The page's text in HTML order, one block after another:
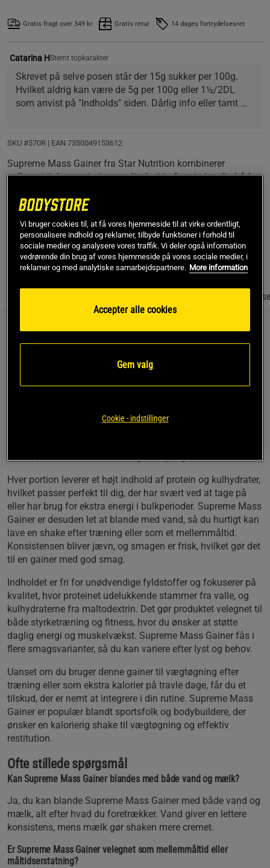
Gratis fragt over 349 kr Gratis retur 14 dages fortrydelsesret
Catarina HStemt topkarakter
Skrevet på selve posen står der 15g sukker per 100g.
Hvilket aldrig kan være de 5g per 100g eller 1½/2DL
som anvist på "Indholds" siden. Dårlig info eller tamt
SKU #570R | EAN 7350049153612
Supreme Mass Gainer fra Star Nutrition kombinerer
valleproteinkoncentrat og maltodextrin for at give dig både
og muskelopbygning. Den er let at blande med vand, har en
eller har svært ved at tage på.
Læs mere
Næringsværdi og
Supreme Mass Gainer fra Star Nutrition er et weight gainer-
arbejder målrettet på vægtøgning eller muskelopbygning.
maltodextrin får du både protein og hurtige kulhydrater, som
Hver portion leverer et højt indhold af protein og kulhydrater,
hvilket passer perfekt til dig, der har svært ved at tage på
eller har brug for ekstra energi i bulkperioder. Supreme Mass
Gainer er desuden let at blande med vand, så du hurtigt kan
lave en shake efter træning eller som et mellemmåltid.
Konsistensen bliver jævn, og smagen er frisk, hvilket gør det
til en gainer med god smag.
Indholdet er fri for unødvendige fyldstoffer og fokuserer på
kvalitet, hvor proteinet udelukkende stammer fra valle, og
kulhydraterne fra maltodextrin. Det gør produktet velegnet til
både styrketræning og fitness, hvor du ønsker at støtte
daglig energi og muskelvækst. Supreme Mass Gainer fås i
flere smagsvarianter, så du kan variere efter lyst og behov.
Uanset om du bruger denne gainer til vægtøgning efter
træning eller som ekstra kalorier på travle dage, får du et
tilskud, der er nemt at integrere i din rutine. Supreme Mass
Gainer er populær blandt sportsfolk og bodybuildere, der
ønsker en kalorierig shake til vægtøgning og effektiv
restitution.
Ofte stillede spørgsmål
Kan Supreme Mass Gainer blandes med både vand og mælk?
Ja, du kan blande Supreme Mass Gainer med både vand og
mælk, alt efter hvad du foretrækker. Vand giver en lettere
konsistens, mens mælk gør shaken mere cremet.
Er Supreme Mass Gainer velegnet som mellemmåltid eller
måltidserstatning?
Vi bruger cookies til, at få vores hjemmeside til at virke ordentligt,
personalisere indhold og reklamer, tilbyde funktioner i forhold til
sociale medier og analysere vores traffik. Vi deler også information
vedrørende din brug af vores hjemmeside på vores sociale medier, i
reklamer og med analytiske samarbejdspartnere. More information
Accepter alle cookies
Gem valg
Cookie - indstillinger